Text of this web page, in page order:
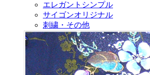
エレガントシンプル
サイゴンオリジナル
刺繍・その他